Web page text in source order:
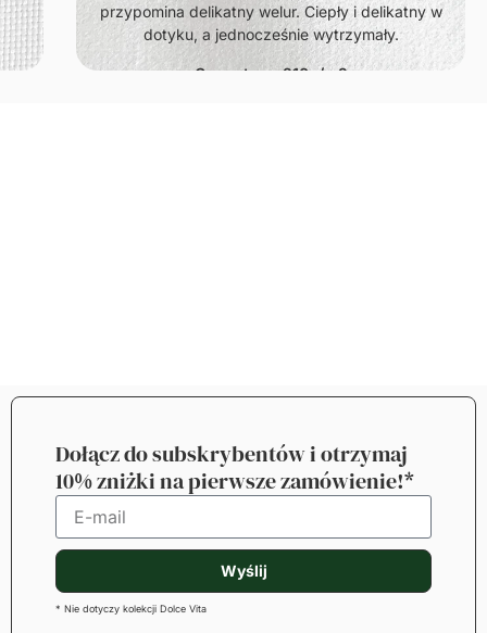
przypomina delikatny welur. Ciepły i delikatny w
dotyku, a jednocześnie wytrzymały.
Gramatura: 210g/m2
Dołącz do subskrybentów i otrzymaj
10% zniżki na pierwsze zamówienie!*
Wyślij
* Nie dotyczy kolekcji Dolce Vita